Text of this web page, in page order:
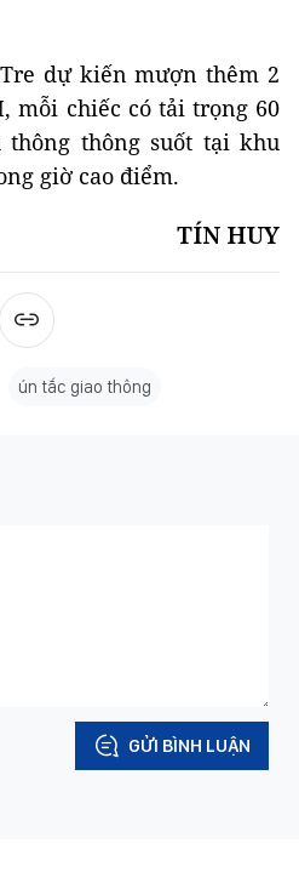
dự kiến mượn thêm 2
mỗi chiếc có tải trọng 60
thông suốt tại khu
giờ cao điểm.
TÍN HUY
ún tắc giao thông
GỬI BÌNH LUẬN